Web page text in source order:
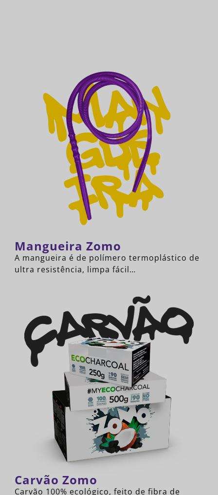
Mangueira Zomo
A mangueira é de polímero termoplástico de
ultra resistência, limpa fácil…
Carvão Zomo
Carvão 100% ecológico, feito de fibra de